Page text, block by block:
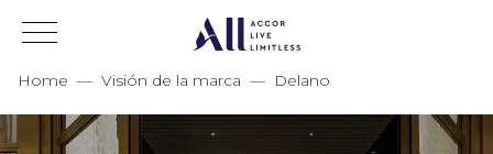
Home — Visión de la marca — Delano